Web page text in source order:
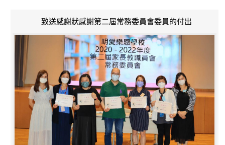
致送感謝狀感謝第二屆常務委員會委員的付出